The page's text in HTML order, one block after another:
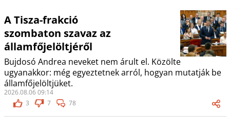
A Tisza-frakció
szombaton szavaz az
államfőjelöltjéről
Bujdosó Andrea neveket nem árult el. Közölte
ugyanakkor: még egyeztetnek arról, hogyan mutatják be
államfőjelöltjüket.
2026.08.06 09:14
3
7 78